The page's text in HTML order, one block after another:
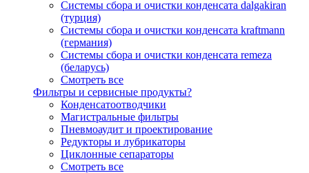
Системы сбора и очистки конденсата dalgakiran
(турция)
Системы сбора и очистки конденсата kraftmann
(германия)
Системы сбора и очистки конденсата remeza
(беларусь)
Смотреть все
Фильтры и сервисные продукты?
Конденсатоотводчики
Магистральные фильтры
Пневмоаудит и проектирование
Редукторы и лубрикаторы
Циклонные сепараторы
Смотреть все